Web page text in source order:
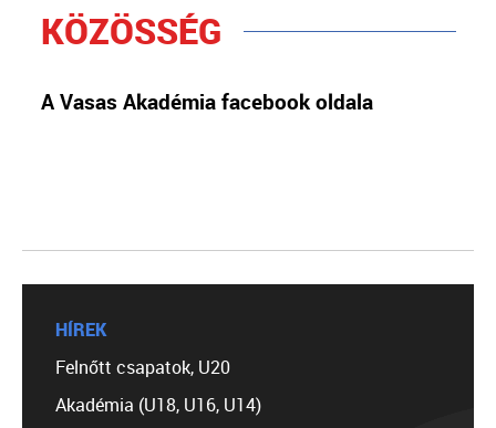
KÖZÖSSÉG
A Vasas Akadémia facebook oldala
HÍREK
Felnőtt csapatok, U20
Akadémia (U18, U16, U14)